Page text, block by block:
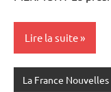
Lire la suite
La France Nouvelles